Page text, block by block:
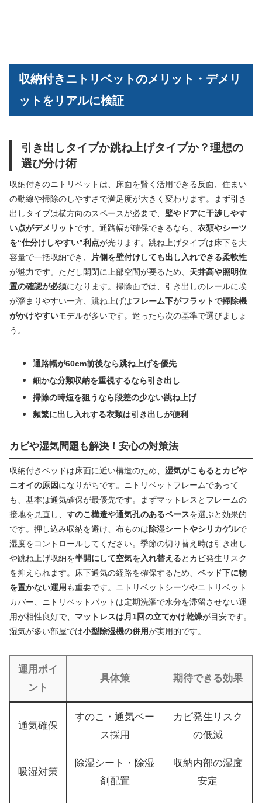
収納付きニトリベットのメリット・デメリ
ットをリアルに検証
引き出しタイプか跳ね上げタイプか？理想の
選び分け術
収納付きのニトリベットは、床面を賢く活用できる反面、住まい
の動線や掃除のしやすさで満足度が大きく変わります。まず引き
出しタイプは横方向のスペースが必要で、 壁やドアに干渉しやす
い点がデメリットです。通路幅が確保できるなら、 衣類やシーツ
を“仕分けしやすい”利点が光ります。跳ね上げタイプは床下を大
容量で一括収納でき、 片側を壁付けしても出し入れできる柔軟性
が魅力です。ただし開閉に上部空間が要るため、 天井高や照明位
置の確認が必須になります。掃除面では、引き出しのレールに埃
が溜まりやすい一方、跳ね上げはフレーム下がフラットで掃除機
がかけやすいモデルが多いです。迷ったら次の基準で選びましょ
う。
通路幅が60cm前後なら跳ね上げを優先
細かな分類収納を重視するなら引き出し
掃除の時短を狙うなら段差の少ない跳ね上げ
頻繁に出し入れする衣類は引き出しが便利
カビや湿気問題も解決！安心の対策法
収納付きベッドは床面に近い構造のため、 湿気がこもるとカビや
ニオイの原因になりがちです。ニトリベットフレームであって
も、基本は通気確保が最優先です。まずマットレスとフレームの
接地を見直し、 すのこ構造や通気孔のあるベースを選ぶと効果的
です。押し込み収納を避け、布ものは除湿シートやシリカゲルで
湿度をコントロールしてください。季節の切り替え時は引き出し
や跳ね上げ収納を半開にして空気を入れ替えるとカビ発生リスク
を抑えられます。床下通気の経路を確保するため、 ベッド下に物
を置かない運用 も重要です。ニトリベットシーツやニトリベット
カバー、ニトリベットパットは定期洗濯で水分を滞留させない運
用が相性良好で、 マットレスは月1回の立てかけ乾燥が目安です。
湿気が多い部屋では小型除湿機の併用が実用的です。
運用ポイ
ント
具体策 期待できる効果
通気確保
すのこ・通気ベー
ス採用
カビ発生リスク
の低減
吸湿対策
除湿シート・除湿
剤配置
収納内部の湿度
安定